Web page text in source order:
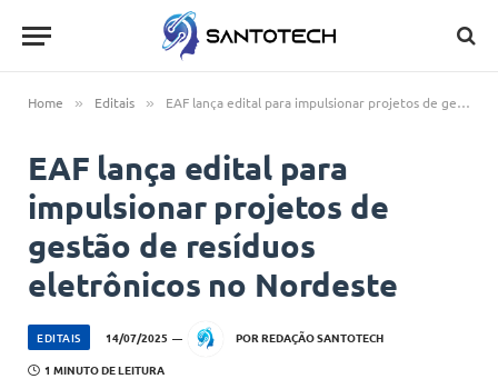
Home » Editais » EAF lança edital para impulsionar projetos de gestão de resíduos eletrônicos no Nordeste
EAF lança edital para
impulsionar projetos de
gestão de resíduos
eletrônicos no Nordeste
EDITAIS 14/07/2025 POR REDAÇÃO SANTOTECH
1 MINUTO DE LEITURA